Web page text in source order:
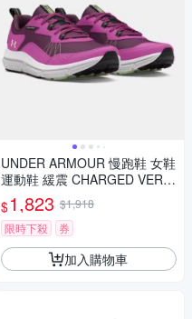
UNDER ARMOUR 慢跑鞋 女鞋
運動鞋 緩震 CHARGED VERS
SERT 2 紫 3027180-501
$1,823 $1,918
限時下殺
券
加入購物車